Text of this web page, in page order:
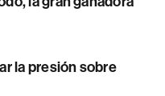
la presión sobre